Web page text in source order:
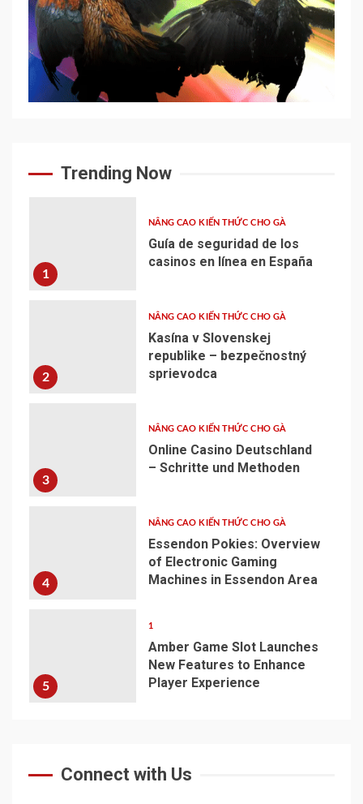
Trending Now
1
NÂNG CAO KIẾN THỨC CHO GÀ
Guía de seguridad de los
casinos en línea en España
2
NÂNG CAO KIẾN THỨC CHO GÀ
Kasína v Slovenskej
republike – bezpečnostný
sprievodca
3
NÂNG CAO KIẾN THỨC CHO GÀ
Online Casino Deutschland
– Schritte und Methoden
4
NÂNG CAO KIẾN THỨC CHO GÀ
Essendon Pokies: Overview
of Electronic Gaming
Machines in Essendon Area
5
1
Amber Game Slot Launches
New Features to Enhance
Player Experience
Connect with Us